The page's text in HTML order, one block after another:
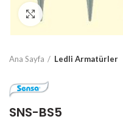
Click to enlarge
Ana Sayfa Ledli Armatürler
SNS-BS5